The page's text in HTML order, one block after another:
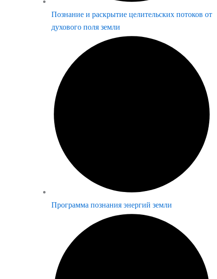
Познание и раскрытие целительских потоков от
духового поля земли
Программа познания энергий земли